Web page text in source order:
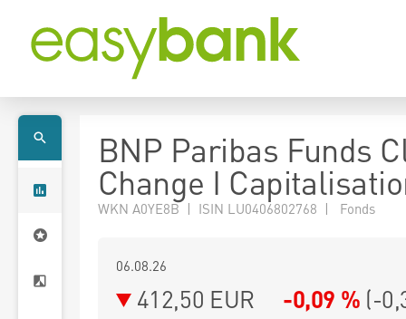
BNP Paribas Funds
Change I
WKN A0YE8B | ISIN LU0406802768 | Fonds
06.08.26
412,50 EUR -0,09 % (-